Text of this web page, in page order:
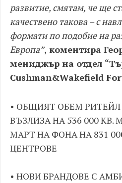
развитие, смятам, че ще
качествено такова – с
формати по подобие на
Европа”, коментира
мениджър на отдел
Cushman&Wakefield
• ОБЩИЯТ ОБЕМ РИТЕЙЛ
ВЪЗЛИЗА НА 536 000 КВ.
МАРТ НА ФОНА НА 831
ЦЕНТРОВЕ
• НОВИ БРАНДОВЕ С